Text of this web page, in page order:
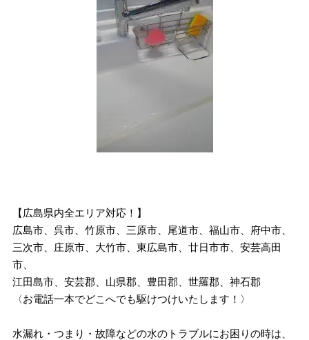
【広島県内全エリア対応！】
広島市、呉市、竹原市、三原市、尾道市、福山市、府中市、
三次市、庄原市、大竹市、東広島市、廿日市市、安芸高田
市、
江田島市、安芸郡、山県郡、豊田郡、世羅郡、神石郡
〈お電話一本でどこへでも駆けつけいたします！〉
水漏れ・つまり・故障などの水のトラブルにお困りの時は、